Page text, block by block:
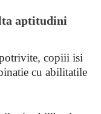
aptitudini
copiii isi
cu abilitatile